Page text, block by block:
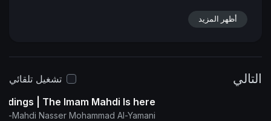
9 - 02 - 1433
alyamani.org/sh....owthread.php?p=44560
أظهر المزيد
التالي
تشغيل تلقائي
| The Imam Mahdi Is here
Mahdi Nasser Mohammad Al-Yamani